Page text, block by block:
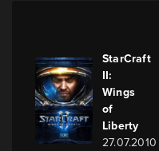
StarCraft
II:
Wings
of
Liberty
27.07.2010